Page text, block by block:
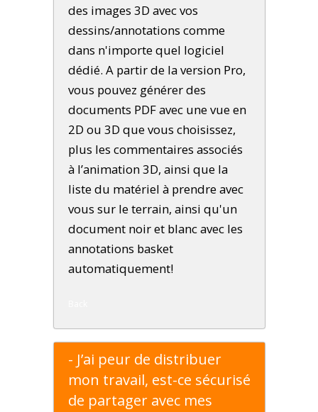
des images 3D avec vos
dessins/annotations comme
dans n'importe quel logiciel
dédié. A partir de la version Pro,
vous pouvez générer des
documents PDF avec une vue en
2D ou 3D que vous choisissez,
plus les commentaires associés
à l’animation 3D, ainsi que la
liste du matériel à prendre avec
vous sur le terrain, ainsi qu'un
document noir et blanc avec les
annotations basket
automatiquement!
- J’ai peur de distribuer
mon travail, est-ce sécurisé
de partager avec mes